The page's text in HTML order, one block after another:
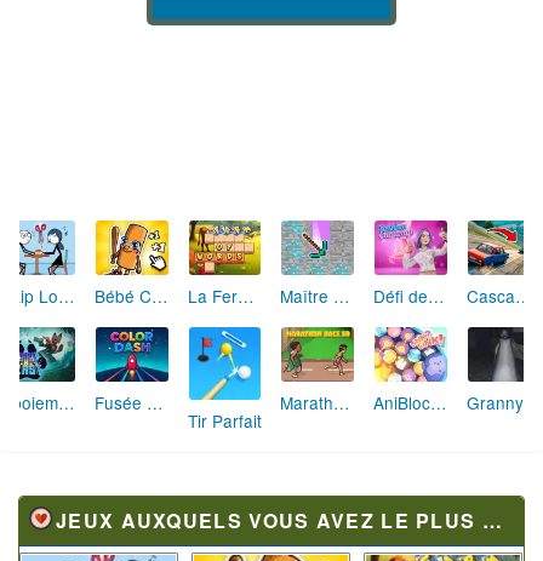
Skip Love: L'Amour en Péril Bébé Clic Italien: La Folie des Petits Bambins La Ferme des Mots - Cultivez votre Vocabulaire Maître de la Destruction: Fusion de Pioches Défi de Mode: Star du Podium Cascades Folles 3D
Aboiement Stellaire : Aventure Canine Fusée Chromatique: La Course des Couleurs
Tir Parfait
Marathon Champion io AniBlocos: Connecte les Animaux Mignons!
JEUX AUXQUELS VOUS AVEZ LE PLUS JOUÉ